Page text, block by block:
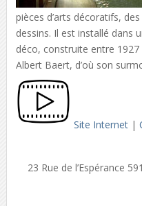
pièces d’arts décoratifs,
dessins. Il est installé dans
déco, construite entre 1927
Albert Baert, d’où son
Site Internet|
23 Rue de l’Espérance